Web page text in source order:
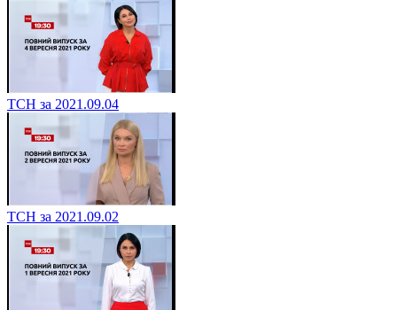
ТСН за 2021.09.04
ТСН за 2021.09.02